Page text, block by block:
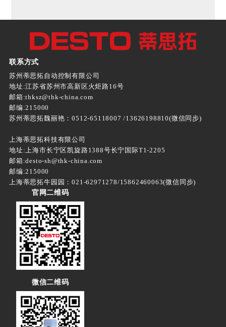
联系方式
苏州蒂思拓自动控制有限公司
地址:江苏省苏州市高新区火炬路16号
邮箱:thksz@thk-china.com
邮编:215000
苏州蒂思拓魏丽艳：0512-65118007 /13626198810(微信同步)
上海蒂思拓科技有限公司
地址:上海市长宁区凯旋路1388号长宁国际T1-2205
邮箱:desto-sh@thk-china.com
邮编:215000
上海蒂思拓牛园园：021-62971278/15862460063(微信同步)
官网二维码
微信二维码